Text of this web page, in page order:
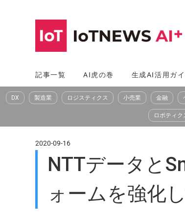
へ
ス
記事一覧 AI虎の巻 生成AI活用ガイ
DX 製造業 ロジスティクス 小売業 金融
ロボティク
2020-09-16
NTTデータと
ォームを強化